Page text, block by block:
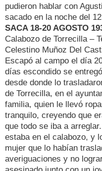
pudieron hablar con
sacado en la noche del
SACA 18-20 AGOSTO
Calabozo de Torrecilla –
Celestino Muñoz Del
Escapó al campo el día
días escondido se
desde donde lo
de Torrecilla, en el
familia, quien le llevó
tranquilo, creyendo que
que todo se iba a
estaba en el calabozo, y
mujer que lo habían
averiguaciones y no